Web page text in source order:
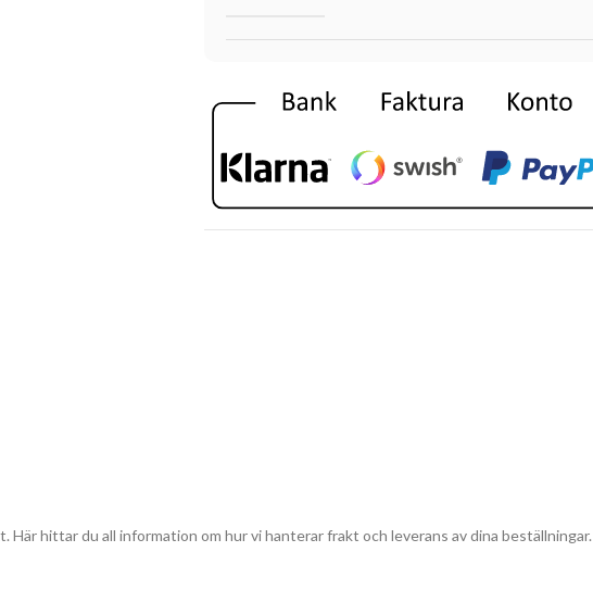
Här hittar du all information om hur vi hanterar frakt och leverans av dina beställningar.